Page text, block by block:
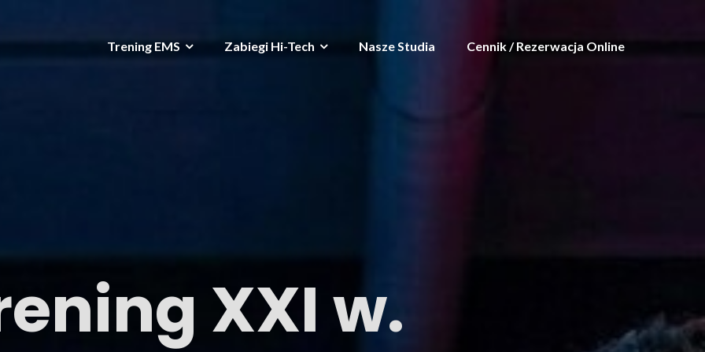
Trening EMS Zabiegi Hi-Tech Nasze Studia Cennik / Rezerwacja Online
XXI w.